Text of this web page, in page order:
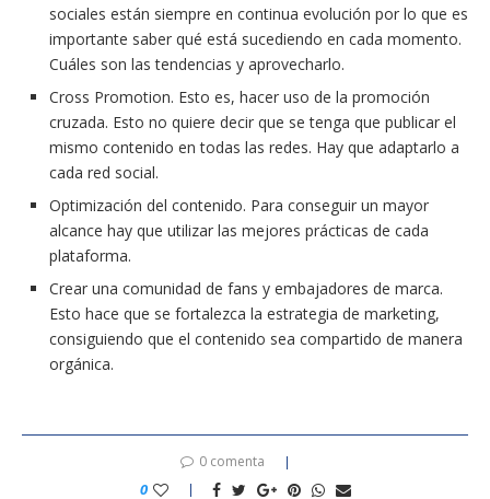
sociales están siempre en continua evolución por lo que es
importante saber qué está sucediendo en cada momento.
Cuáles son las tendencias y aprovecharlo.
Cross Promotion. Esto es, hacer uso de la promoción
cruzada. Esto no quiere decir que se tenga que publicar el
mismo contenido en todas las redes. Hay que adaptarlo a
cada red social.
Optimización del contenido. Para conseguir un mayor
alcance hay que utilizar las mejores prácticas de cada
plataforma.
Crear una comunidad de fans y embajadores de marca.
Esto hace que se fortalezca la estrategia de marketing,
consiguiendo que el contenido sea compartido de manera
orgánica.
0 comenta
0